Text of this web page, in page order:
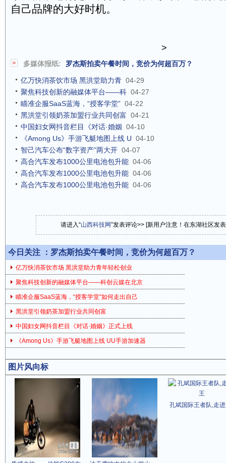
自己品牌的大好时机。
>
多媒体报纸: 罗杰斯拍卖午餐时间，竞价为何超百万？
亿万快消茶饮市场 黑洪堂助力青 04-29
聚焦科技创新的融媒体平台——科 04-27
瞄准企服SaaS蓝海，“授客学堂” 04-22
黑洪堂引领奶茶加盟行业共同创富 04-21
中国妇女网抖音栏目《对话·婚姻 04-10
《Among Us》手游飞艇地图上线 U 04-10
智己汽车公布“数字资产”两大开 04-07
高合汽车发布1000公里电池包升能 04-06
高合汽车发布1000公里电池包升能 04-06
高合汽车发布1000公里电池包升能 04-06
请进入“山西科技网”发表评论>> [新用户注意！在东湖社区发
今日关注 ： 罗杰斯拍卖午餐时间，竞价为何超百万？
亿万快消茶饮市场 黑洪堂助力青年轻松创业
聚焦科技创新的融媒体平台——科创云媒在北京
瞄准企服SaaS蓝海，“授客学堂”如何走出自己
黑洪堂引领奶茶加盟行业共同创富
中国妇女网抖音栏目《对话·婚姻》正式上线
《Among Us》手游飞艇地图上线 UU手游加速器
图片风向标
孔斌国际王者队,走